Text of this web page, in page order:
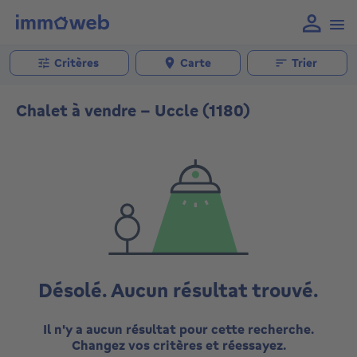
Critères Carte Trier
Chalet à vendre - Uccle (1180)
Désolé. Aucun résultat trouvé.
Il n'y a aucun résultat pour cette recherche.
Changez vos critères et réessayez.